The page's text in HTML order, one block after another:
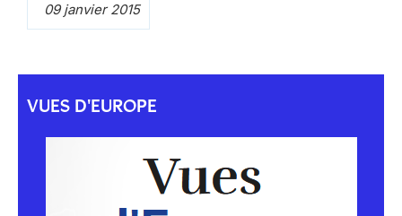
09 janvier 2015
VUES D'EUROPE